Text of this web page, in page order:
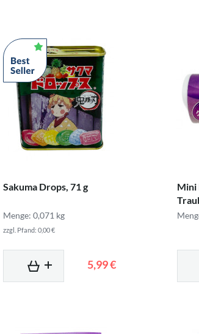
Sakuma Drops, 71 g
Menge: 0,071 kg
zzgl. Pfand: 0,00 €
5,99 €
Mini